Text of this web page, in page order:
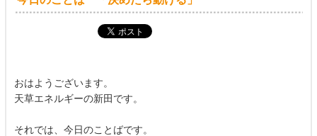
おはようございます。
天草エネルギーの新田です。
それでは、今日のことばです。